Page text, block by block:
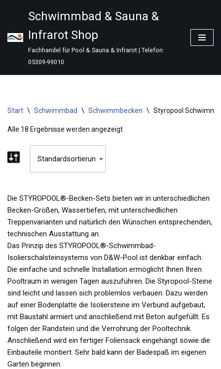
Inhalt
springen
Schwimmbad & Sauna &
Infrarot Shop
Fachhandel für Pool & Sauna & Infrarot | Telefon:
05309-99010
Start \ Schwimmbad \ Schwimmbecken \ Styropool
Alle 18 Ergebnisse werden angezeigt
Die STYROPOOL®-Becken-Sets bieten wir in unterschiedlichen
Becken-Größen, Wassertiefen, mit unterschiedlichen
Treppenvarianten und natürlich den Wünschen entsprechenden,
technischen Ausstattung an.
Das Prinzip des STYROPOOL®-Schwimmbad-
Isolierschalsteinsystems von D&W-Pool ist denkbar einfach:
Die einfache und schnelle Installation ermöglicht Ihnen Ihren
Pooltraum in wenigen Tagen auszuführen. Die Styropool-Steine
sind leicht und lassen sich problemlos verbauen. Dazu werden
auf einer Bodenplatte die Isoliersteine im Verbund aufgebaut,
mit Baustahl armiert und anschließend mit Beton aufgefüllt. Es
folgen der Randstein und die Verrohrung der Pooltechnik.
Anschließend wird ein fertiger Foliensack eingehängt sowie die
Einbauteile montiert. Sehr bald kann der Badespaß im eigenen
Garten beginnen.